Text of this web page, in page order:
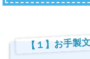
【１】お手製